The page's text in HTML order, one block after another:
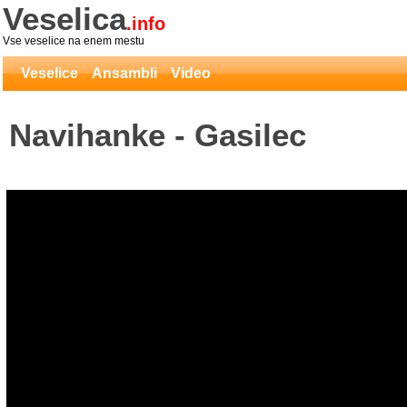
Veselica.info
Vse veselice na enem mestu
Veselice Ansambli Video
Navihanke - Gasilec